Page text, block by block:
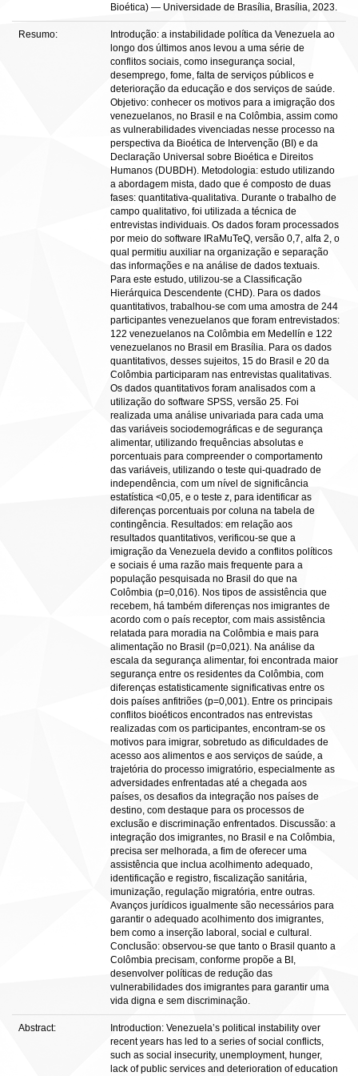
Bioética) — Universidade de Brasília, Brasília, 2023.
Resumo:
Introdução: a instabilidade política da Venezuela ao
longo dos últimos anos levou a uma série de
conflitos sociais, como insegurança social,
desemprego, fome, falta de serviços públicos e
deterioração da educação e dos serviços de saúde.
Objetivo: conhecer os motivos para a imigração dos
venezuelanos, no Brasil e na Colômbia, assim como
as vulnerabilidades vivenciadas nesse processo na
perspectiva da Bioética de Intervenção (BI) e da
Declaração Universal sobre Bioética e Direitos
Humanos (DUBDH). Metodologia: estudo utilizando
a abordagem mista, dado que é composto de duas
fases: quantitativa-qualitativa. Durante o trabalho de
campo qualitativo, foi utilizada a técnica de
entrevistas individuais. Os dados foram processados
por meio do software IRaMuTeQ, versão 0,7, alfa 2, o
qual permitiu auxiliar na organização e separação
das informações e na análise de dados textuais.
Para este estudo, utilizou-se a Classificação
Hierárquica Descendente (CHD). Para os dados
quantitativos, trabalhou-se com uma amostra de 244
participantes venezuelanos que foram entrevistados:
122 venezuelanos na Colômbia em Medellín e 122
venezuelanos no Brasil em Brasília. Para os dados
quantitativos, desses sujeitos, 15 do Brasil e 20 da
Colômbia participaram nas entrevistas qualitativas.
Os dados quantitativos foram analisados com a
utilização do software SPSS, versão 25. Foi
realizada uma análise univariada para cada uma
das variáveis sociodemográficas e de segurança
alimentar, utilizando frequências absolutas e
porcentuais para compreender o comportamento
das variáveis, utilizando o teste qui-quadrado de
independência, com um nível de significância
estatística <0,05, e o teste z, para identificar as
diferenças porcentuais por coluna na tabela de
contingência. Resultados: em relação aos
resultados quantitativos, verificou-se que a
imigração da Venezuela devido a conflitos políticos
e sociais é uma razão mais frequente para a
população pesquisada no Brasil do que na
Colômbia (p=0,016). Nos tipos de assistência que
recebem, há também diferenças nos imigrantes de
acordo com o país receptor, com mais assistência
relatada para moradia na Colômbia e mais para
alimentação no Brasil (p=0,021). Na análise da
escala da segurança alimentar, foi encontrada maior
segurança entre os residentes da Colômbia, com
diferenças estatisticamente significativas entre os
dois países anfitriões (p=0,001). Entre os principais
conflitos bioéticos encontrados nas entrevistas
realizadas com os participantes, encontram-se os
motivos para imigrar, sobretudo as dificuldades de
acesso aos alimentos e aos serviços de saúde, a
trajetória do processo imigratório, especialmente as
adversidades enfrentadas até a chegada aos
países, os desafios da integração nos países de
destino, com destaque para os processos de
exclusão e discriminação enfrentados. Discussão: a
integração dos imigrantes, no Brasil e na Colômbia,
precisa ser melhorada, a fim de oferecer uma
assistência que inclua acolhimento adequado,
identificação e registro, fiscalização sanitária,
imunização, regulação migratória, entre outras.
Avanços jurídicos igualmente são necessários para
garantir o adequado acolhimento dos imigrantes,
bem como a inserção laboral, social e cultural.
Conclusão: observou-se que tanto o Brasil quanto a
Colômbia precisam, conforme propõe a BI,
desenvolver políticas de redução das
vulnerabilidades dos imigrantes para garantir uma
vida digna e sem discriminação.
Abstract:
Introduction: Venezuela’s political instability over
recent years has led to a series of social conflicts,
such as social insecurity, unemployment, hunger,
lack of public services and deterioration of education